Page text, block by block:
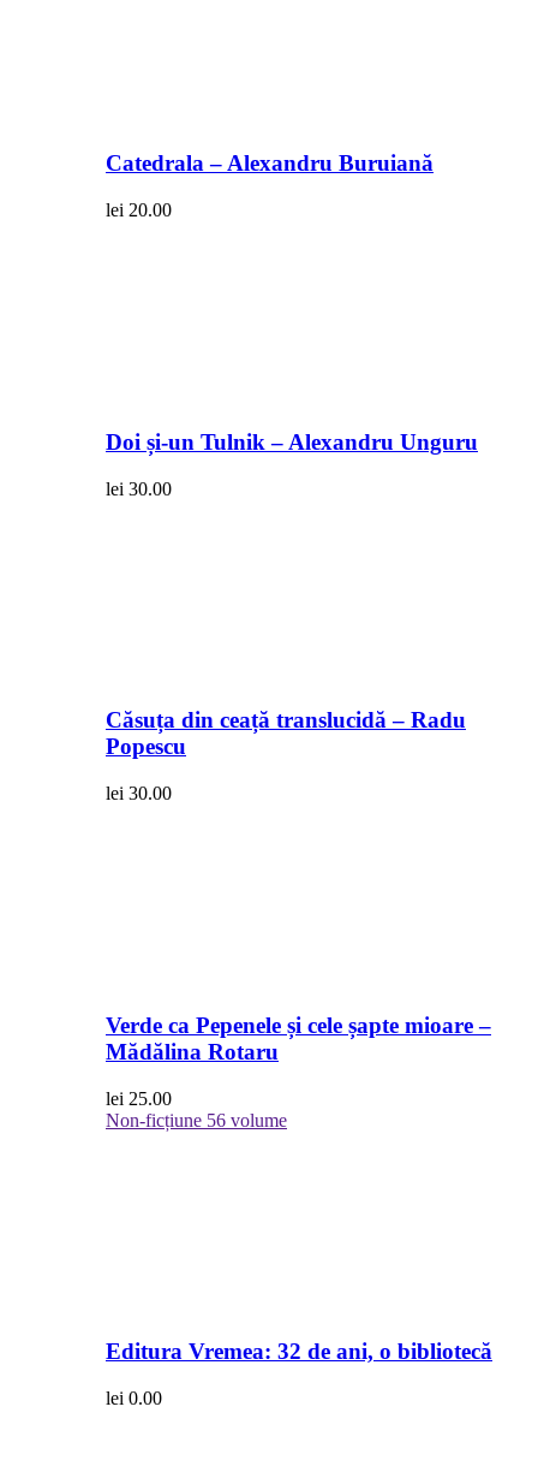
Catedrala – Alexandru Buruiană
lei 20.00
Doi și-un Tulnik – Alexandru Unguru
lei 30.00
Căsuța din ceață translucidă – Radu
Popescu
lei 30.00
Verde ca Pepenele și cele șapte mioare –
Mădălina Rotaru
lei 25.00
Non-ficțiune 56 volume
Editura Vremea: 32 de ani, o bibliotecă
lei 0.00